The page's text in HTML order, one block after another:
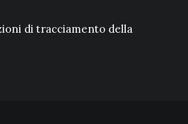
di tracciamento della